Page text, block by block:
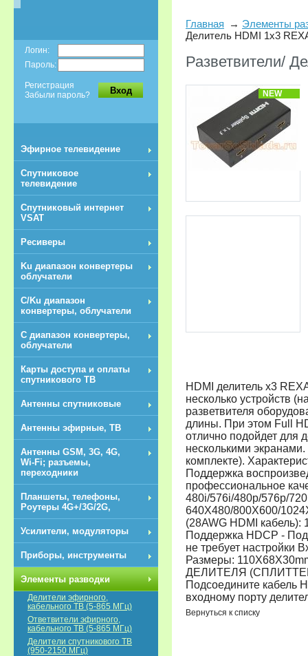
Главная
Элементы
Делитель HDMI 1x3
Разветвители/
NEW
HDMI делитель x3
несколько устройств
разветвителя
длины. При этом Full
отлично подойдет для
несколькими экранами.
комплекте).
Поддержка
профессиональное
480i/576i/480p/576p/
640X480/800X600/
(28AWG HDMI
Поддержка HDCP -
не требует настройки
Размеры:
ДЕЛИТЕЛЯ
Подсоедините кабель
входному порту
Вернуться к списку
Логин:
Пароль:
Регистрация
Забыли пароль?
Вход
Эфирное телевидение
Спутниковое
телевидение
Спутниковый интернет
VSAT
Ресиверы
Ku диапазон конвертеры
облучатели
C/Ku диапазон
конвертеры, облучатели
С диапазон конвертеры,
облучатели
Карты доступа и оплаты
спутникового ТВ
Антенны спутниковые
Антенны эфирные, ТВ
Антенны GSM, 3G, 4G,
Wi-Fi; разъемы,
переходники
Планшеты, телефоны,
Роутеры 4G+/3G/2G,
Усилители, модуляторы
Приборы, инструменты
Элементы разводки
Делители эфирного,
кабельного ТВ (5-865 МГц)
Ответвители эфирного,
кабельного ТВ (5-865 МГц)
Делители спутникового ТВ
(950-2150 МГц)